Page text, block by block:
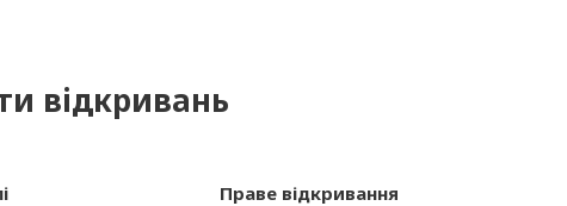
відкривань
Праве відкривання